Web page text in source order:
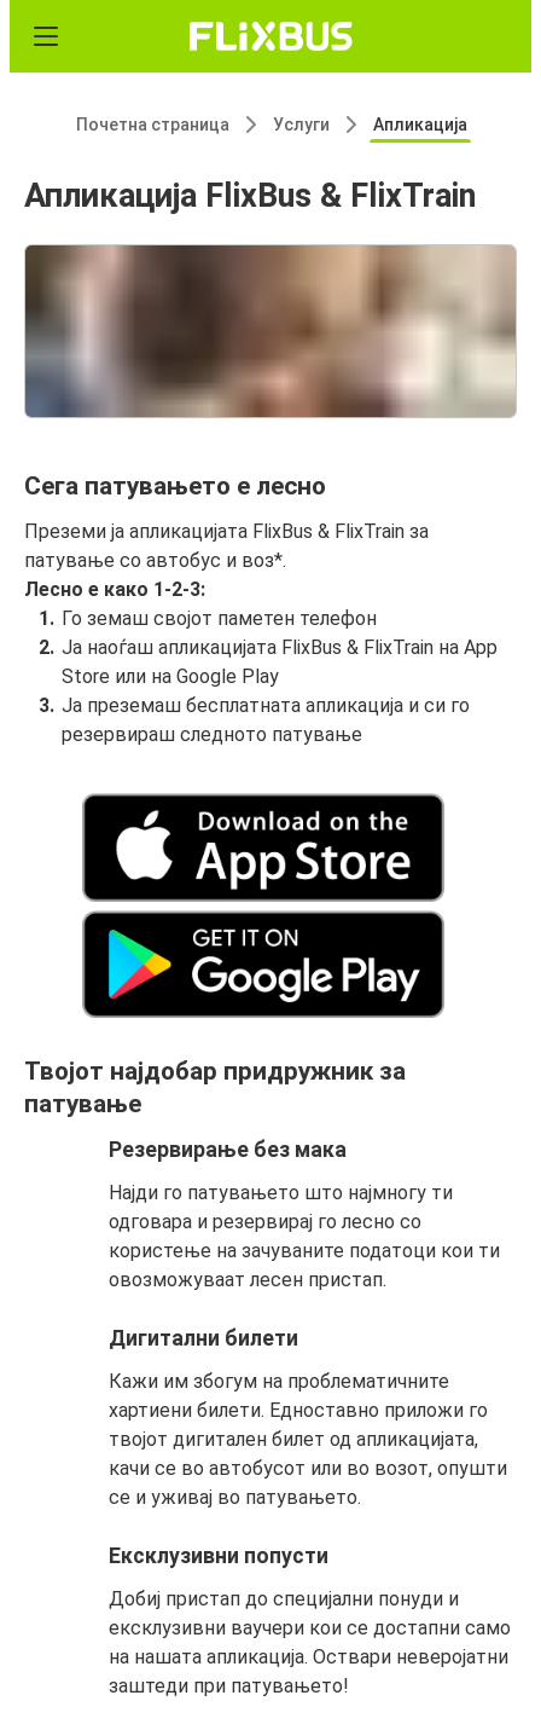
Почетна страница Услуги Апликација
Апликација FlixBus & FlixTrain
Сега патувањето е лесно
Преземи ја апликацијата FlixBus & FlixTrain за
патување со автобус и воз*.
Лесно е како 1-2-3:
Го земаш својот паметен телефон
Ја наоѓаш апликацијата FlixBus & FlixTrain на App
Store или на Google Play
Ја преземаш бесплатната апликација и си го
резервираш следното патување
Твојот најдобар придружник за
патување
Резервирање без мака
Најди го патувањето што најмногу ти
одговара и резервирај го лесно со
користење на зачуваните податоци кои ти
овозможуваат лесен пристап.
Дигитални билети
Кажи им збогум на проблематичните
хартиени билети. Едноставно приложи го
твојот дигитален билет од апликацијата,
качи се во автобусот или во возот, опушти
се и уживај во патувањето.
Ексклузивни попусти
Добиј пристап до специјални понуди и
ексклузивни ваучери кои се достапни само
на нашата апликација. Оствари неверојатни
заштеди при патувањето!